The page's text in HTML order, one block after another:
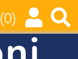
(0)